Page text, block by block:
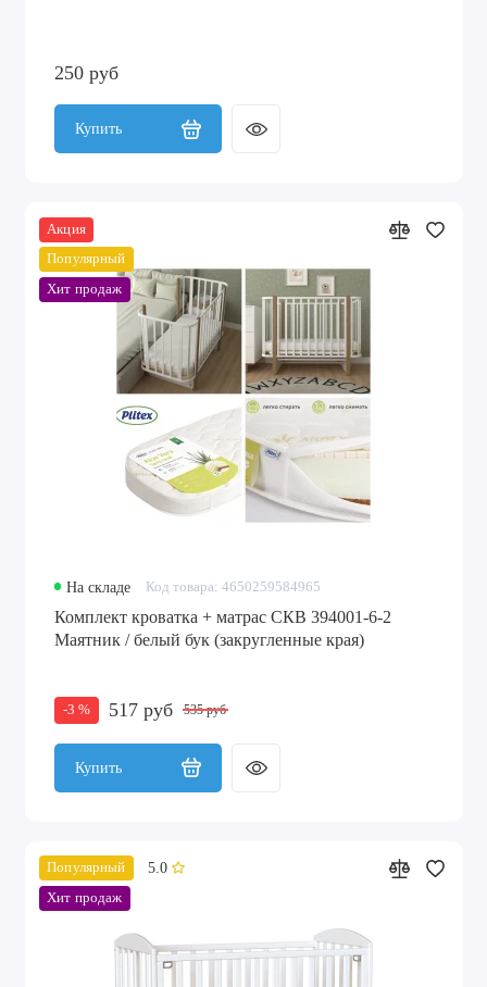
250 руб
Купить
Акция
Популярный
Хит продаж
На складе Код товара: 4650259584965
Комплект кроватка + матрас СКВ 394001-6-2
Маятник / белый бук (закругленные края)
-3 % 517 руб 535 руб
Купить
Популярный
Хит продаж
5.0